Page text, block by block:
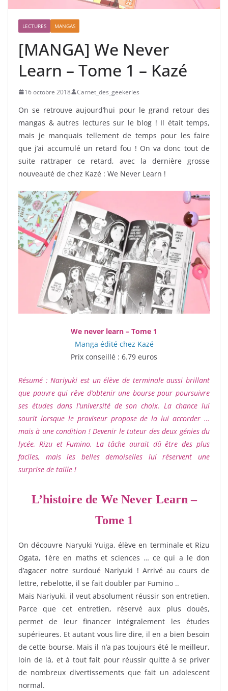
LECTURES MANGAS
[MANGA] We Never
Learn – Tome 1 – Kazé
16 octobre 2018 Carnet_des_geekeries
On se retrouve aujourd’hui pour le grand retour des
mangas & autres lectures sur le blog ! Il était temps,
mais je manquais tellement de temps pour les faire
que j’ai accumulé un retard fou ! On va donc tout de
suite rattraper ce retard, avec la dernière grosse
nouveauté de chez Kazé : We Never Learn !
We never learn – Tome 1
Manga édité chez Kazé
Prix conseillé : 6.79 euros
Résumé : Nariyuki est un élève de terminale aussi brillant
que pauvre qui rêve d’obtenir une bourse pour poursuivre
ses études dans l’université de son choix. La chance lui
sourit lorsque le proviseur propose de la lui accorder …
mais à une condition ! Devenir le tuteur des deux génies du
lycée, Rizu et Fumino. La tâche aurait dû être des plus
faciles, mais les belles demoiselles lui réservent une
surprise de taille !
L’histoire de We Never Learn –
Tome 1
On découvre Naryuki Yuiga, élève en terminale et Rizu
Ogata, 1ère en maths et sciences … ce qui a le don
d’agacer notre surdoué Nariyuki ! Arrivé au cours de
lettre, rebelotte, il se fait doubler par Fumino ..
Mais Nariyuki, il veut absolument réussir son entretien.
Parce que cet entretien, réservé aux plus doués,
permet de leur financer intégralement les études
supérieures. Et autant vous lire dire, il en a bien besoin
de cette bourse. Mais il n’a pas toujours été le meilleur,
loin de là, et à tout fait pour réussir quitte à se priver
de nombreux divertissements que fait un adolescent
normal.